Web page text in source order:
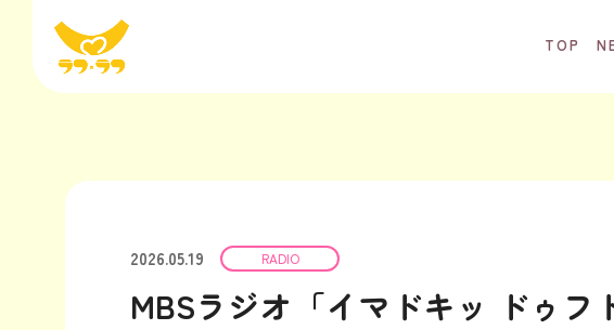
TOP
2026.05.19 RADIO
MBSラジオ「イマドキッ ドゥフ